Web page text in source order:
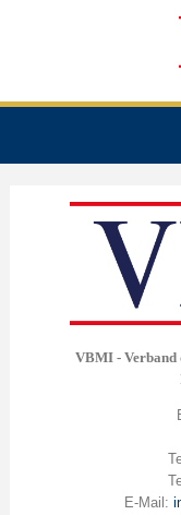
VBMI - Verband
E-Mail: